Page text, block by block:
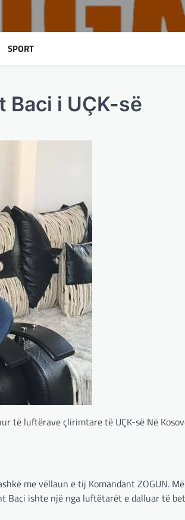
SPORT
Baci i UÇK-së
të luftërave çlirimtare të UÇK-së Në
me vëllaun e tij Komandant ZOGUN.
Baci ishte një nga luftëtarët e dalluar të